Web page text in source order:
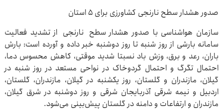
صدور هشدار سطح نارنجی کشاورزی برای ۵ استان
سازمان هواشناسی با صدور هشدار سطح نارنجی از تشدید فعالیت
سامانه بارشی از روز شنبه تا روز دوشنبه خبر داده و آورده است: بارش
باران، رعد و برق، وزش باد نسبتا شدید موقتی، کاهش محسوس دما،
احتمال تگرگ و احتمال گردوخاک در نواحی مستعد در روز شنبه در
گیلان، مازندران و گلستان، روز یکشنبه در گیلان، مازندران، گلستان،
اردبیل و نیمه شرقی آذربایجان شرقی و روز دوشنبه در شرق گیلان،
مازندران و ارتفاعات و دامنه در گلستان پیش‌بینی می‌شود.